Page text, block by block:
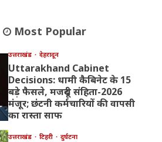
Most Popular
उत्तराखंड देहरादून
Uttarakhand Cabinet
Decisions: धामी कैबिनेट के 15
बड़े फैसले, मजदूरी संहिता-2026
मंजूर; छंटनी कर्मचारियों की वापसी
का रास्ता साफ
उत्तराखंड टिहरी दुर्घटना